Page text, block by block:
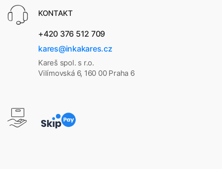
KONTAKT
+420 376 512 709
kares@inkakares.cz
Kareš spol. s r.o.
Vilímovská 6, 160 00 Praha 6